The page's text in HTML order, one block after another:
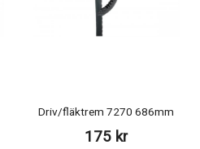
Driv/fläktrem 7270 686mm
175 kr